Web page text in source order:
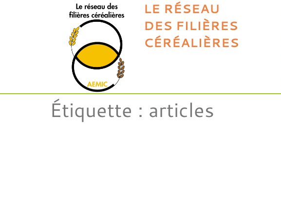
LE RÉSEAU
DES FILIÈRES
CÉRÉALIÈRES
Étiquette : articles